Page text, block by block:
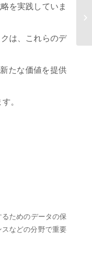
を実践していま
は、これらのデ
たな価値を提供
。
ためのデータの保
などの分野で重要